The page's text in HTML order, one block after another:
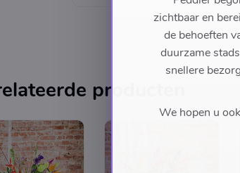
producten
zichtbaar en
de behoeften
duurzame
snellere
We hopen u